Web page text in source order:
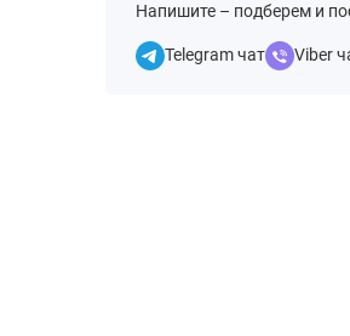
Напишите – подберем и
Telegram чат Viber